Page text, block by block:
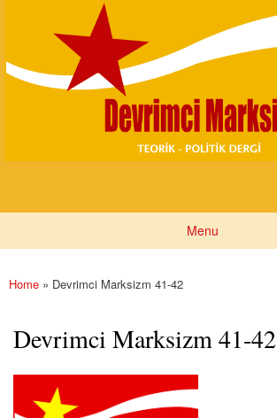
content
Marksizm
Menu
You are here
Home » Devrimci Marksizm 41-42
Devrimci Marksizm 41-42